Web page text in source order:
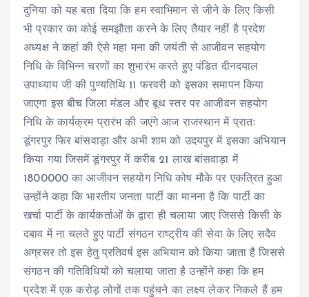
दुनिया को यह बता दिया कि हम स्वाभिमान से जीने के लिए किसी
भी प्रकार का कोई समझौता करने के लिए तैयार नहीं है प्रदेश
अध्यक्ष ने कहां की ऐसे महा मना की जयंती से आजीवन सहयोग
निधि के विभिन्न चरणों का शुभारंभ करते हुए पंडित दीनदयाल
उपाध्याय जी की पुण्यतिथि 11 फरवरी को इसका समापन किया
जाएगा इस बीच जिला मंडल और बूथ स्तर पर आजीवन सहयोग
निधि के कार्यक्रम प्रारंभ की जएंगे आज राजस्थान में प्रातः
डूंगरपुर फिर बांसवाड़ा और अभी शाम को उदयपुर में इसका अभियान
किया गया जिसमें डूंगरपुर में करीब 21 लाख बांसवाड़ा में
1800000 का आजीवन सहयोग निधि कोष मौके पर एकत्रित हुआ
उन्होंने कहा कि भारतीय जनता पार्टी का मानना है कि पार्टी का
खर्चा पार्टी के कार्यकर्ताओं के द्वारा ही चलाया जाए जिससे किसी के
दबाव में ना चलते हुए पार्टी संगठन राष्ट्रीय की सेवा के लिए सदैव
अग्रसर तो इस हेतु प्रतिवर्ष इस अभियान को किया जाता है जिससे
संगठन की गतिविधियों को चलाया जाता है उन्होंने कहा कि हम
प्रदेश में एक करोड़ लोगों तक पहुंचने का लक्ष्य लेकर निकले हैं हम